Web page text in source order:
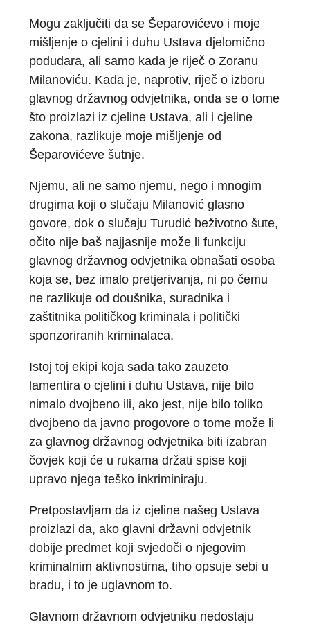
Mogu zaključiti da se Šeparovićevo i moje
mišljenje o cjelini i duhu Ustava djelomično
podudara, ali samo kada je riječ o Zoranu
Milanoviću. Kada je, naprotiv, riječ o izboru
glavnog državnog odvjetnika, onda se o tome
što proizlazi iz cjeline Ustava, ali i cjeline
zakona, razlikuje moje mišljenje od
Šeparovićeve šutnje.
Njemu, ali ne samo njemu, nego i mnogim
drugima koji o slučaju Milanović glasno
govore, dok o slučaju Turudić beživotno šute,
očito nije baš najjasnije može li funkciju
glavnog državnog odvjetnika obnašati osoba
koja se, bez imalo pretjerivanja, ni po čemu
ne razlikuje od doušnika, suradnika i
zaštitnika političkog kriminala i politički
sponzoriranih kriminalaca.
Istoj toj ekipi koja sada tako zauzeto
lamentira o cjelini i duhu Ustava, nije bilo
nimalo dvojbeno ili, ako jest, nije bilo toliko
dvojbeno da javno progovore o tome može li
za glavnog državnog odvjetnika biti izabran
čovjek koji će u rukama držati spise koji
upravo njega teško inkriminiraju.
Pretpostavljam da iz cjeline našeg Ustava
proizlazi da, ako glavni državni odvjetnik
dobije predmet koji svjedoči o njegovim
kriminalnim aktivnostima, tiho opsuje sebi u
bradu, i to je uglavnom to.
Glavnom državnom odvjetniku nedostaju